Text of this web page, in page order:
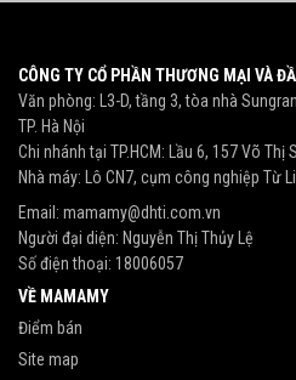
CÔNG TY CỔ PHẦN THƯƠNG MẠI VÀ
Văn phòng: L3-D, tầng 3, tòa nhà
TP. Hà Nội
Chi nhánh tại TP.HCM: Lầu 6, 157 Võ Thị
Nhà máy: Lô CN7, cụm công nghiệp Từ
Email: mamamy@dhti.com.vn
Người đại diện: Nguyễn Thị Thủy Lệ
Số điện thoại: 18006057
VỀ MAMAMY
Điểm bán
Site map